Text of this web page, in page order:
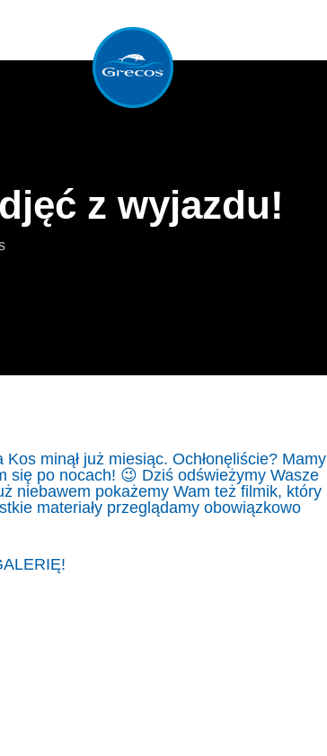
z wyjazdu!
minął już miesiąc. Ochłonęliście? Mamy
się po nocach! 😉 Dziś odświeżymy Wasze
niebawem pokażemy Wam też filmik, który
materiały przeglądamy obowiązkowo